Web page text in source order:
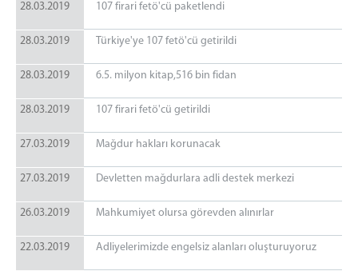
28.03.2019 107 firari fetö'cü paketlendi
28.03.2019 Türkiye'ye 107 fetö'cü getirildi
28.03.2019 6.5. milyon kitap,516 bin fidan
28.03.2019 107 firari fetö'cü getirildi
27.03.2019 Mağdur hakları korunacak
27.03.2019 Devletten mağdurlara adli destek merkezi
26.03.2019 Mahkumiyet olursa görevden alınırlar
22.03.2019 Adliyelerimizde engelsiz alanları oluşturuyoruz